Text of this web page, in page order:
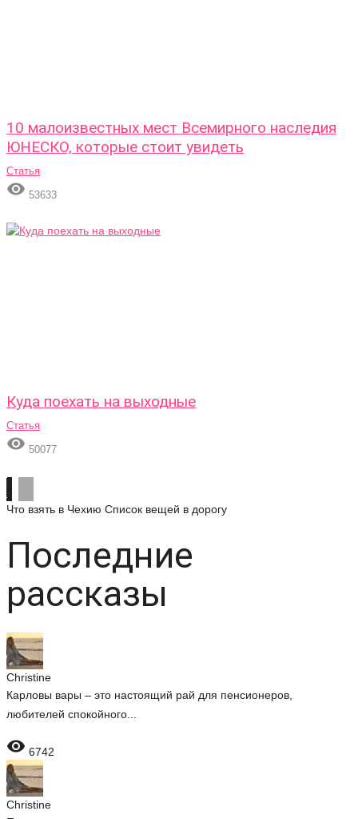
10 малоизвестных мест Всемирного наследия
ЮНЕСКО, которые стоит увидеть
Статья
 53633
Куда поехать на выходные
Статья
 50077
Что взять в Чехию Список вещей в дорогу
Последние
рассказы
Christine
Карловы вары – это настоящий рай для пенсионеров,
любителей спокойного...
 6742
Christine